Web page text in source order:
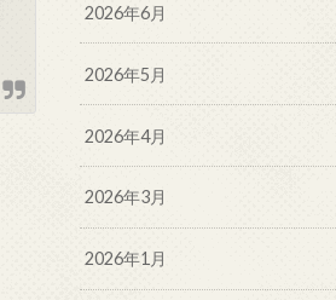
2026年6月
2026年5月
2026年4月
2026年3月
2026年1月